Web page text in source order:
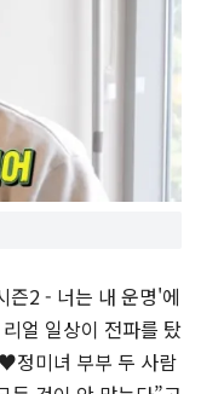
즌2 - 너는 내 운명'에
얼 일상이 전파를 탔
정미녀 부부 두 사람